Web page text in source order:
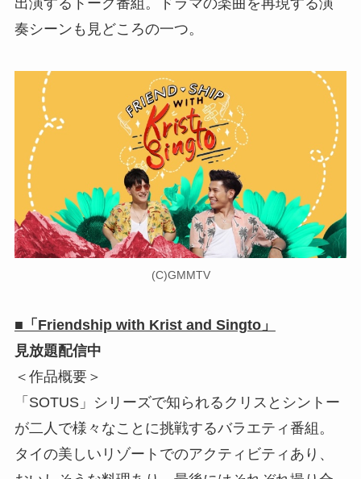
出演するトーク番組。ドラマの楽曲を再現する演
奏シーンも見どころの一つ。
(C)GMMTV
■「Friendship with Krist and Singto」
見放題配信中
＜作品概要＞
「SOTUS」シリーズで知られるクリスとシントー
が二人で様々なことに挑戦するバラエティ番組。
タイの美しいリゾートでのアクティビティあり、